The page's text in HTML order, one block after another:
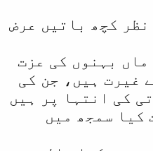
نظر کچھ باتیں عرض
ماں بہنوں کی عزت
غیرت ہیں، جن کی
کی انتہا پر ہیں
کیا سمجھ میں